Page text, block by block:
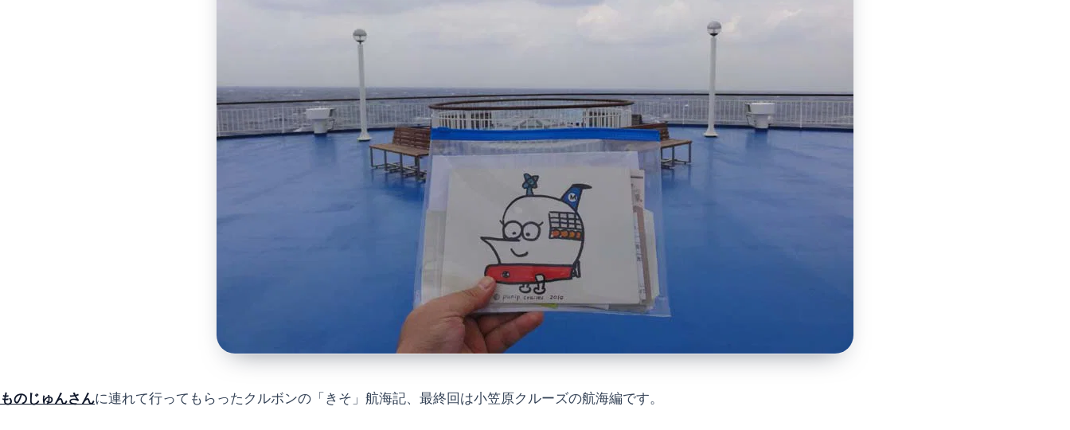
ものじゅんさんに連れて行ってもらったクルボンの「きそ」航海記、最終回は小笠原クルーズの航海編です。